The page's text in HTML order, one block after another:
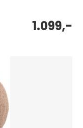
1.099,-